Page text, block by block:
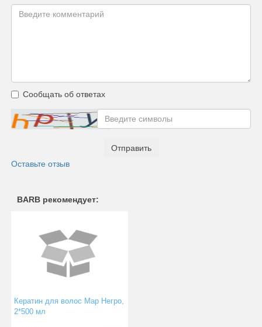
Сообщать об ответах
Отправить
Оставьте отзыв
BARB рекомендует:
Кератин для волос Мар Негро,
2*500 мл